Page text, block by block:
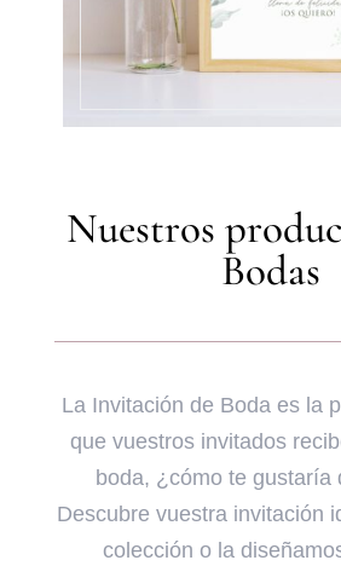
Nuestros
Bodas
La Invitación de Boda es la
que vuestros invitados
boda, ¿cómo te gustaría
Descubre vuestra invitación
colección o la